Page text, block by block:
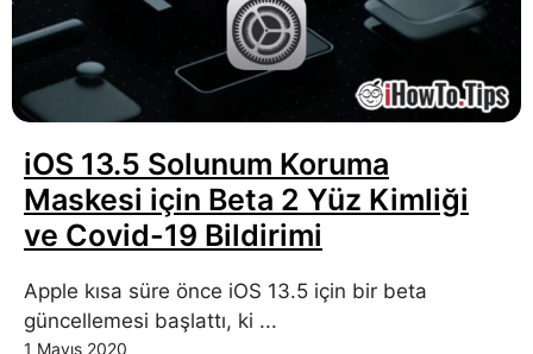
iOS 13.5 Solunum Koruma
Maskesi için Beta 2 Yüz Kimliği
ve Covid-19 Bildirimi
Apple kısa süre önce iOS 13.5 için bir beta
güncellemesi başlattı, ki ...
1 Mayıs 2020